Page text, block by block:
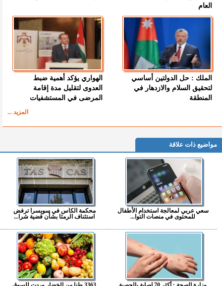
العام
الملك : حل الدولتين أساسي
لتحقيق السلام والازدهار في
المنطقة
الهواري يؤكد أهمية ضبط
العدوى لتقليل مدة إقامة
المرضى في المستشفيات
المزيد ...
مواضيع ذات علاقة
سعي عربي لمعالجة استخدام الأطفال
للمحتوى في منصات التوا...
محكمة الكاس في سويسرا ترفض
استئناف الرمثا بشأن قضية شرا...